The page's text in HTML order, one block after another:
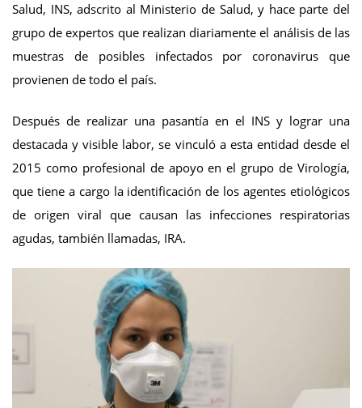
Salud, INS, adscrito al Ministerio de Salud, y hace parte del
grupo de expertos que realizan diariamente el análisis de las
muestras de posibles infectados por coronavirus que
provienen de todo el país.
Después de realizar una pasantía en el INS y lograr una
destacada y visible labor, se vinculó a esta entidad desde el
2015 como profesional de apoyo en el grupo de Virología,
que tiene a cargo la identificación de los agentes etiológicos
de origen viral que causan las infecciones respiratorias
agudas, también llamadas, IRA.